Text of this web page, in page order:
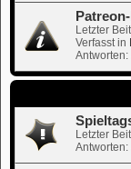
Letzter
Verfasst in
Antworten:
Letzter
Antworten: